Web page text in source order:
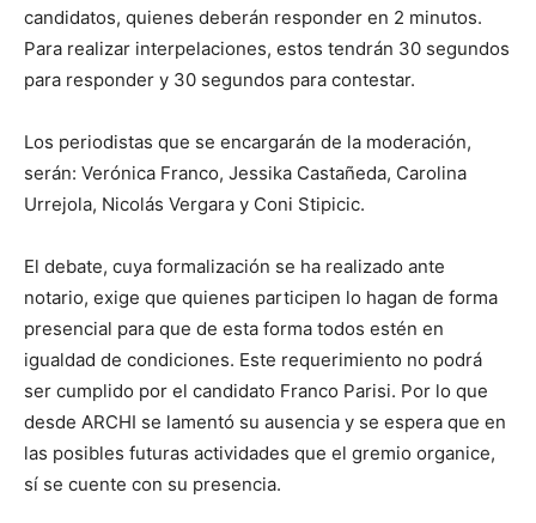
candidatos, quienes deberán responder en 2 minutos.
Para realizar interpelaciones, estos tendrán 30 segundos
para responder y 30 segundos para contestar.
Los periodistas que se encargarán de la moderación,
serán: Verónica Franco, Jessika Castañeda, Carolina
Urrejola, Nicolás Vergara y Coni Stipicic.
El debate, cuya formalización se ha realizado ante
notario, exige que quienes participen lo hagan de forma
presencial para que de esta forma todos estén en
igualdad de condiciones. Este requerimiento no podrá
ser cumplido por el candidato Franco Parisi. Por lo que
desde ARCHI se lamentó su ausencia y se espera que en
las posibles futuras actividades que el gremio organice,
sí se cuente con su presencia.